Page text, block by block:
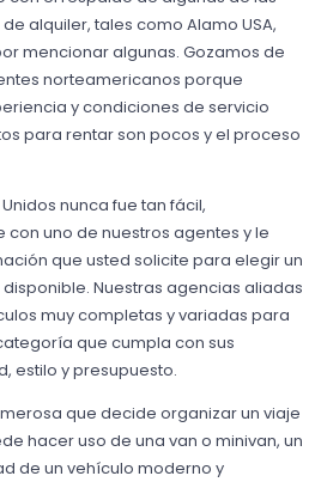
alquiler, tales como Alamo USA,
mencionar algunas. Gozamos de
norteamericanos porque
y condiciones de servicio
para rentar son pocos y el proceso
nunca fue tan fácil,
uno de nuestros agentes y le
que usted solicite para elegir un
Nuestras agencias aliadas
muy completas y variadas para
que cumpla con sus
estilo y presupuesto.
que decide organizar un viaje
hacer uso de una van o minivan, un
de un vehículo moderno y